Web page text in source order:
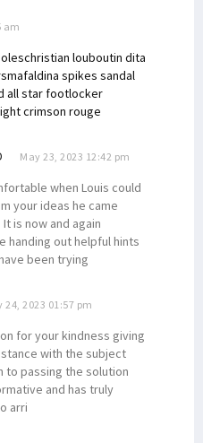
am
christian louboutin dita
mafaldina spikes sandal
all star footlocker
crimson rouge
May 23, 2023 12:42 pm
when Louis could
your ideas he came
is now and again
handing out helpful hints
been trying
24, 2023 01:57 pm
for your kindness giving
with the subject
to passing the solution
and has truly
arri